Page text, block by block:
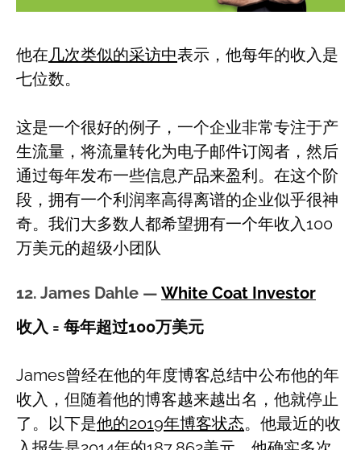
他在几次类似的采访中表示，他每年的收入是
七位数。
这是一个很好的例子，一个企业非常专注于产
生流量，将流量转化为电子邮件订阅者，然后
通过每年发布一些信息产品来盈利。在这个阶
段，拥有一个利润率高得离谱的企业似乎很神
奇。我们大多数人都希望拥有一个年收入100
万美元的超级小团队
12. James Dahle — White Coat Investor
收入 = 每年超过100万美元
James曾经在他的年度博客总结中公布他的年
收入，但随着他的博客越来越出名，他就停止
了。以下是他的2019年博客状态。他最近的收